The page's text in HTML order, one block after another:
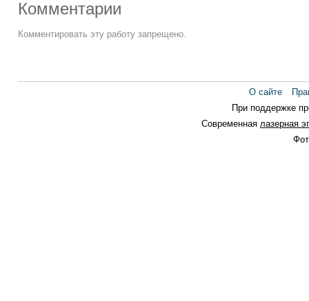
Комментарии
Комментировать эту работу запрещено.
О сайте
При поддержке
Современная лазерная